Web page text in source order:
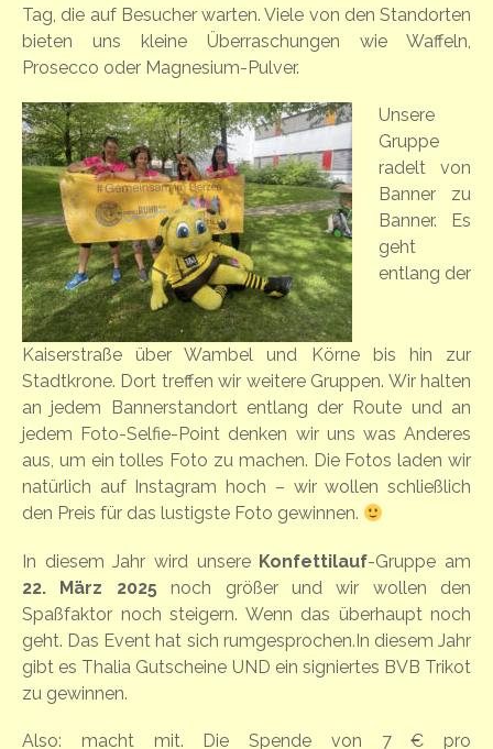
Tag, die auf Besucher warten. Viele von den Standorten
bieten uns kleine Überraschungen wie Waffeln,
Prosecco oder Magnesium-Pulver.
Unsere
Gruppe
radelt von
Banner zu
Banner. Es
geht
entlang der
Kaiserstraße über Wambel und Körne bis hin zur
Stadtkrone. Dort treffen wir weitere Gruppen. Wir halten
an jedem Bannerstandort entlang der Route und an
jedem Foto-Selfie-Point denken wir uns was Anderes
aus, um ein tolles Foto zu machen. Die Fotos laden wir
natürlich auf Instagram hoch – wir wollen schließlich
den Preis für das lustigste Foto gewinnen.
In diesem Jahr wird unsere Konfettilauf-Gruppe am
22. März 2025 noch größer und wir wollen den
Spaßfaktor noch steigern. Wenn das überhaupt noch
geht. Das Event hat sich rumgesprochen.In diesem Jahr
gibt es Thalia Gutscheine UND ein signiertes BVB Trikot
zu gewinnen.
Also: macht mit. Die Spende von 7 € pro